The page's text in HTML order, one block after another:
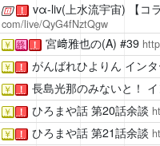
！ vα-liv(上水流宇宙) 【コ
com/live/QyG4fNztQgw
￥ 終 ！ 宮﨑雅也の(A) #39
￥ ！ がんばれひよりん イン
￥ ！ 長島光那のみないと！
￥ ！ ひろまや話第20話余談
￥ ！ ひろまや話第21話余談